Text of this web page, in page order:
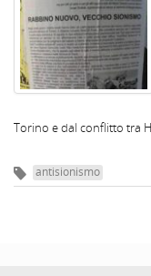
Torino e dal conflitto tra
antisionismo